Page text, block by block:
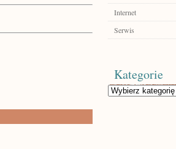
Internet
Serwis
Kategorie
Kategorie